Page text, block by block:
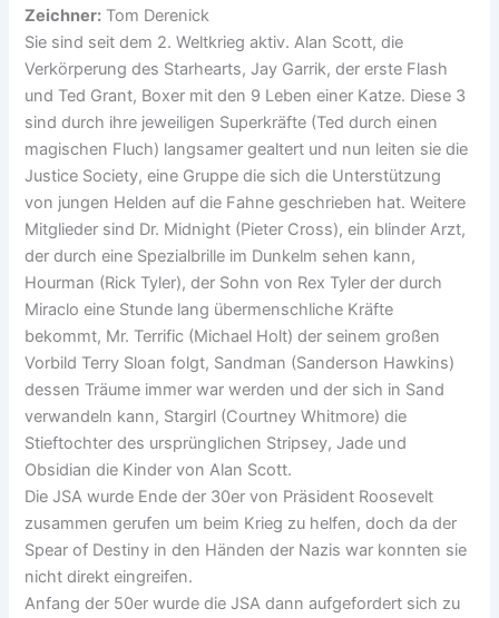
Zeichner: Tom Derenick
Sie sind seit dem 2. Weltkrieg aktiv. Alan Scott, die
Verkörperung des Starhearts, Jay Garrik, der erste Flash
und Ted Grant, Boxer mit den 9 Leben einer Katze. Diese 3
sind durch ihre jeweiligen Superkräfte (Ted durch einen
magischen Fluch) langsamer gealtert und nun leiten sie die
Justice Society, eine Gruppe die sich die Unterstützung
von jungen Helden auf die Fahne geschrieben hat. Weitere
Mitglieder sind Dr. Midnight (Pieter Cross), ein blinder Arzt,
der durch eine Spezialbrille im Dunkelm sehen kann,
Hourman (Rick Tyler), der Sohn von Rex Tyler der durch
Miraclo eine Stunde lang übermenschliche Kräfte
bekommt, Mr. Terrific (Michael Holt) der seinem großen
Vorbild Terry Sloan folgt, Sandman (Sanderson Hawkins)
dessen Träume immer war werden und der sich in Sand
verwandeln kann, Stargirl (Courtney Whitmore) die
Stieftochter des ursprünglichen Stripsey, Jade und
Obsidian die Kinder von Alan Scott.
Die JSA wurde Ende der 30er von Präsident Roosevelt
zusammen gerufen um beim Krieg zu helfen, doch da der
Spear of Destiny in den Händen der Nazis war konnten sie
nicht direkt eingreifen.
Anfang der 50er wurde die JSA dann aufgefordert sich zu